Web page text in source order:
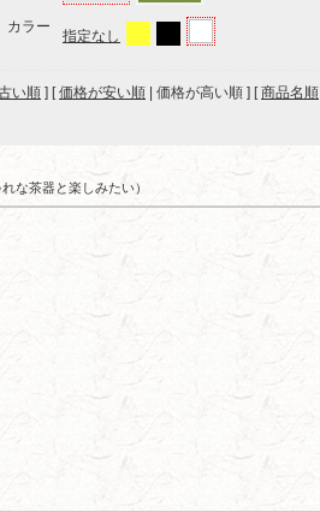
カラー
指定なし
い順 ] [価格が安い順 | 価格が高い順 ] [商品名順
な茶器と楽しみたい）